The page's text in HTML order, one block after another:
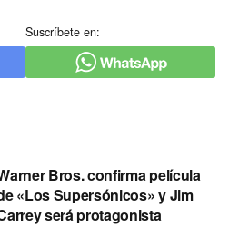
Suscríbete en:
Bros. confirma película
«Los Supersónicos» y Jim
será protagonista